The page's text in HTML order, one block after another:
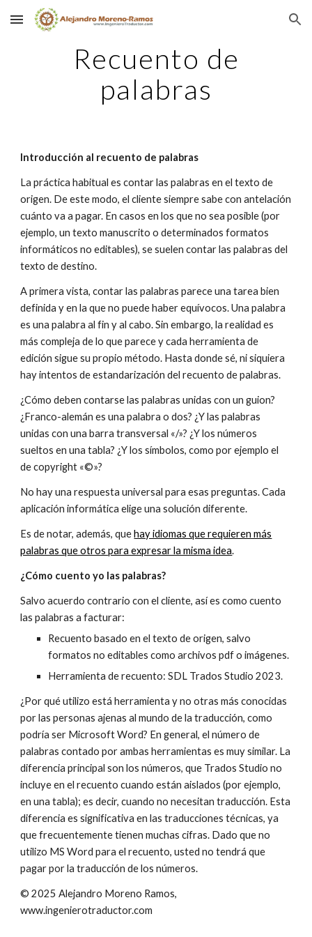
Skip to main content Skip to navigation
Recuento de
palabras
Introducción al recuento de palabras
La práctica habitual es contar las palabras en el texto de
origen. De este modo, el cliente siempre sabe con antelación
cuánto va a pagar. En casos en los que no sea posible (por
ejemplo, un texto manuscrito o determinados formatos
informáticos no editables), se suelen contar las palabras del
texto de destino.
A primera vista, contar las palabras parece una tarea bien
definida y en la que no puede haber equívocos. Una palabra
es una palabra al fin y al cabo. Sin embargo, la realidad es
más compleja de lo que parece y cada herramienta de
edición sigue su propio método. Hasta donde sé, ni siquiera
hay intentos de estandarización del recuento de palabras.
¿Cómo deben contarse las palabras unidas con un guion?
¿Franco-alemán es una palabra o dos? ¿Y las palabras
unidas con una barra transversal «/»? ¿Y los números
sueltos en una tabla? ¿Y los símbolos, como por ejemplo el
de copyright «©»?
No hay una respuesta universal para esas preguntas. Cada
aplicación informática elige una solución diferente.
Es de notar, además, quehay idiomas que requieren más
palabras que otros para expresar la misma idea.
¿Cómo cuento yo las palabras?
Salvo acuerdo contrario con el cliente, así es como cuento
las palabras a facturar:
Recuento basado en el texto de origen, salvo
formatos no editables como archivos pdf o imágenes.
Herramienta de recuento: SDL Trados Studio 2023.
¿Por qué utilizo está herramienta y no otras más conocidas
por las personas ajenas al mundo de la traducción, como
podría ser Microsoft Word? En general, el número de
palabras contado por ambas herramientas es muy similar. La
diferencia principal son los números, que Trados Studio no
incluye en el recuento cuando están aislados (por ejemplo,
en una tabla); es decir, cuando no necesitan traducción. Esta
diferencia es significativa en las traducciones técnicas, ya
que frecuentemente tienen muchas cifras. Dado que no
utilizo MS Word para el recuento, usted no tendrá que
pagar por la traducción de los números.
© 2025 Alejandro Moreno Ramos,
www.ingenierotraductor.com